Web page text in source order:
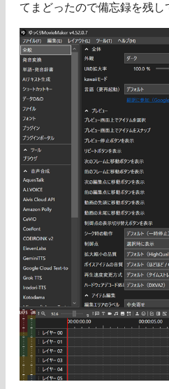
てまどったので備忘録を残し